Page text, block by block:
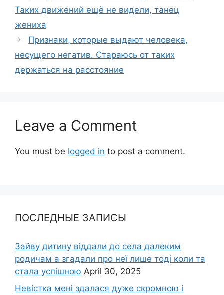
Таких движений ещё не видели, танец
жениха
Признаки, которые выдают человека,
несущего негатив. Стараюсь от таких
держаться на расстояние
Leave a Comment
You must be logged in to post a comment.
ПОСЛЕДНЫЕ ЗАПИСЫ
Зайву дитину віддали до села далеким
родичам а згадали про неї лише тоді коли та
стала успішною April 30, 2025
Невістка мені здалася дуже скромною і